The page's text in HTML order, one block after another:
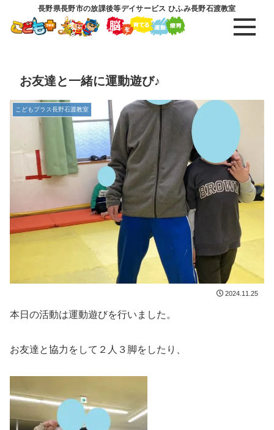
長野県長野市の放課後等デイサービス ひふみ長野石渡教室
お友達と一緒に運動遊び♪
こどもプラス長野石渡教室
2024.11.25
本日の活動は運動遊びを行いました。
お友達と協力をして２人３脚をしたり、